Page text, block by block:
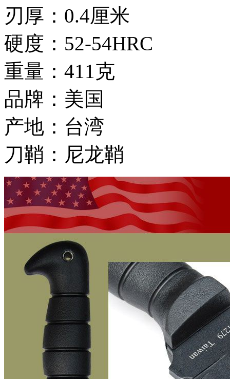
刃厚：0.4厘米
硬度：52-54HRC
重量：411克
品牌：美国
产地：台湾
刀鞘：尼龙鞘